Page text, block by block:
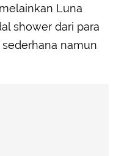
Luna
shower dari para
namun